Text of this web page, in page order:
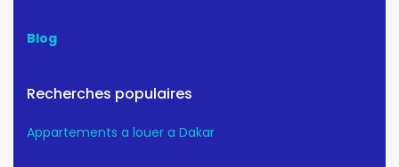
Blog
Recherches populaires
Appartements a louer a Dakar